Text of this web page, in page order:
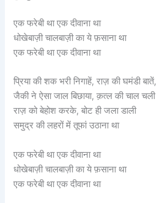
एक फरेबी था एक दीवाना था
धोखेबाज़ी चालबाज़ी का ये फ़साना था
एक फरेबी था एक दीवाना था
प्रिया की शक भरी निगाहें, राज़ की घमंडी बातें,
जैकी ने ऐसा जाल बिछाया, क़त्ल की चाल चली
राज़ को बेहोश करके, बोट ही जला डाली
समुद्र की लहरों में तूफां उठाना था
एक फरेबी था एक दीवाना था
धोखेबाज़ी चालबाज़ी का ये फ़साना था
एक फरेबी था एक दीवाना था